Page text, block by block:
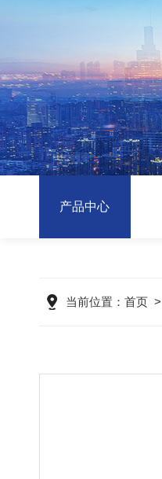
产品中心
当前位置： 首页 >